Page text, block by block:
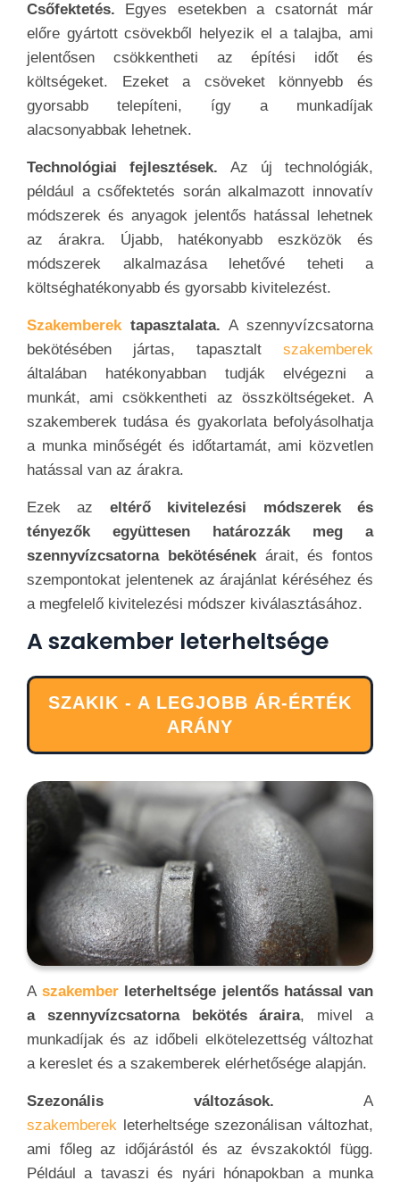
Csőfektetés. Egyes esetekben a csatornát már
előre gyártott csövekből helyezik el a talajba, ami
jelentősen csökkentheti az építési időt és
költségeket. Ezeket a csöveket könnyebb és
gyorsabb telepíteni, így a munkadíjak
alacsonyabbak lehetnek.
Technológiai fejlesztések. Az új technológiák,
például a csőfektetés során alkalmazott innovatív
módszerek és anyagok jelentős hatással lehetnek
az árakra. Újabb, hatékonyabb eszközök és
módszerek alkalmazása lehetővé teheti a
költséghatékonyabb és gyorsabb kivitelezést.
Szakemberek tapasztalata.A szennyvízcsatorna
bekötésében jártas, tapasztalt szakemberek
általában hatékonyabban tudják elvégezni a
munkát, ami csökkentheti az összköltségeket. A
szakemberek tudása és gyakorlata befolyásolhatja
a munka minőségét és időtartamát, ami közvetlen
hatással van az árakra.
Ezek az eltérő kivitelezési módszerek és
tényezők együttesen határozzák meg a
szennyvízcsatorna bekötésénekárait, és fontos
szempontokat jelentenek az árajánlat kéréséhez és
a megfelelő kivitelezési módszer kiválasztásához.
A szakember leterheltsége
SZAKIK - A LEGJOBB ÁR-ÉRTÉK
ARÁNY
A szakember leterheltsége jelentős hatással van
a szennyvízcsatorna bekötés áraira, mivel a
munkadíjak és az időbeli elkötelezettség változhat
a kereslet és a szakemberek elérhetősége alapján.
Szezonális változások. A
szakemberek leterheltsége szezonálisan változhat,
ami főleg az időjárástól és az évszakoktól függ.
Például a tavaszi és nyári hónapokban a munka